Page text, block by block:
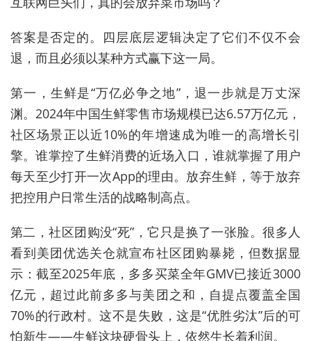
答案是否定的。四层底层逻辑决定了它们不仅不会
退，而且必须以某种方式赢下这一局。
第一，生鲜是“万亿必争之地”，退一步就是万丈深
渊。2024年中国生鲜零售市场规模已达6.57万亿元，
社区场景正以近10%的年增速成为唯一的高增长引
擎。谁掌控了生鲜消费的近场入口，谁就掌握了用户
每天至少打开一次App的理由。放弃生鲜，等于放弃
把控用户日常生活的战略制高点。
第二，社区团购没“死”，它只是换了一张脸。很多人
看到美团优选关仓就宣布社区团购暴毙，但数据显
示：截至2025年底，多多买菜全年GMV已接近3000
亿元，超过此前多多与美团之和，自提点覆盖全国
70%的行政村。这不是失败，这是“优胜劣汰”后的可
怕新生——生鲜这块硬骨头上，依然生长着利润。